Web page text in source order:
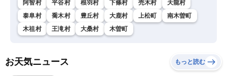
阿智村
平谷村 根羽村 下條村 売木村
天龍村
泰阜村
喬木村 豊丘村 大鹿村 上松町
南木曽町
木祖村
王滝村 大桑村 木曽町
お天気ニュース もっと読む